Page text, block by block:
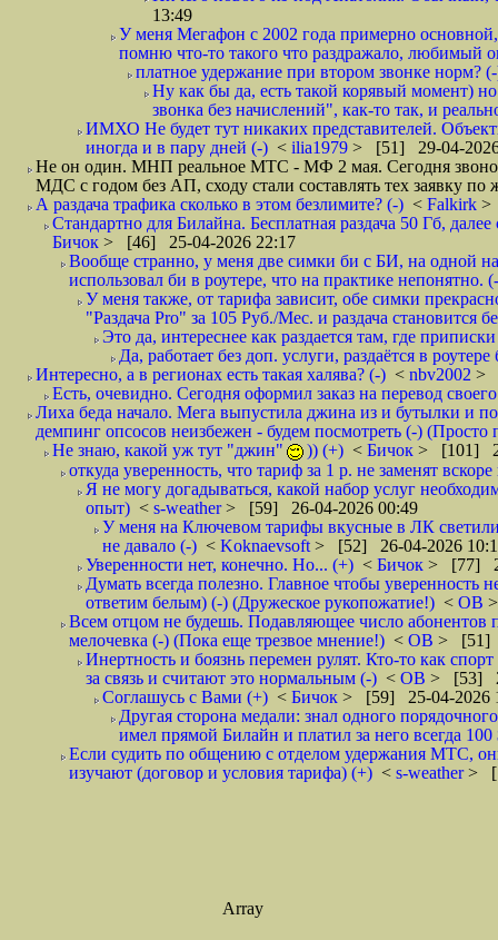
13:49
У меня Мегафон с 2002 года примерно
помню что-то такого что раздражало, любимый
платное удержание при втором звонке норм?
Ну как бы да, есть такой корявый момент)
звонка без начислений", как-то так, и
ИМХО Не будет тут никаких представителей.
иногда и в пару дней (-) < ilia1979 > [51] 29-04-
Не он один. МНП реальное МТС - МФ 2 мая. Сегодня звонок
МДС с годом без АП, сходу стали составлять тех заявку
А раздача трафика сколько в этом безлимите? (-) < Falkirk >
Стандартно для Билайна. Бесплатная раздача 50 Гб,
Бичок > [46] 25-04-2026 22:17
Вообще странно, у меня две симки би с БИ, на одной
использовал би в роутере, что на практике непонятно.
У меня также, от тарифа зависит, обе симки
"Раздача Pro" за 105 Руб./Мес. и раздача становится
Это да, интереснее как раздается там, где
Да, работает без доп. услуги, раздаётся в
Интересно, а в регионах есть такая халява? (-) < nbv2002 >
Есть, очевидно. Сегодня оформил заказ на перевод
Лиха беда начало. Мега выпустила джина из и бутылки и
демпинг опсосов неизбежен - будем посмотреть (-) (Просто
Не знаю, какой уж тут "джин"
)) (+) < Бичок > [101]
откуда уверенность, что тариф за 1 р. не заменят
Я не могу догадываться, какой набор услуг
опыт) < s-weather> [59] 26-04-2026 00:49
У меня на Ключевом тарифы вкусные в ЛК
не давало (-) < Koknaevsoft > [52] 26-04-2026
Уверенности нет, конечно. Но... (+) < Бичок > [77]
Думать всегда полезно. Главное чтобы уверенность
ответим белым) (-) (Дружеское рукопожатие!) < ОВ
Всем отцом не будешь. Подавляющее число
мелочевка (-) (Пока еще трезвое мнение!) < ОВ > [51]
Инертность и боязнь перемен рулят. Кто-то как
за связь и считают это нормальным (-) < ОВ > [53]
Соглашусь с Вами (+) < Бичок > [59] 25-04-2026
Другая сторона медали: знал одного
имел прямой Билайн и платил за него всегда
Если судить по общению с отделом удержания МТС,
изучают (договор и условия тарифа) (+) < s-weather>
Array